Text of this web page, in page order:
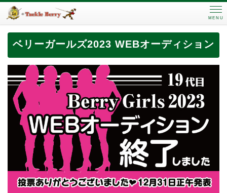
MENU
ベリーガールズ2023 WEBオーディション